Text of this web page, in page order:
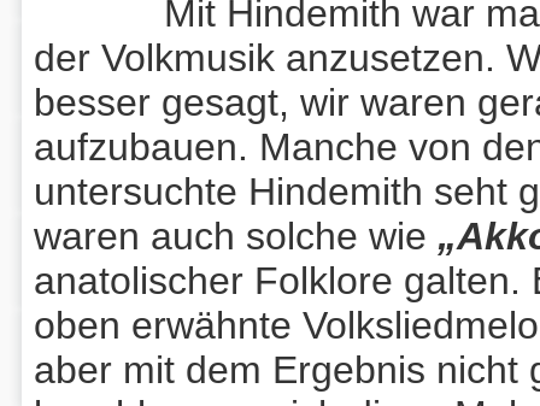
Mit Hindemith war man
der Volkmusik anzusetzen.
besser gesagt, wir waren
aufzubauen. Manche von
untersuchte Hindemith seht
waren auch solche wie
anatolischer Folklore
oben erwähnte
aber mit dem Ergebnis nicht